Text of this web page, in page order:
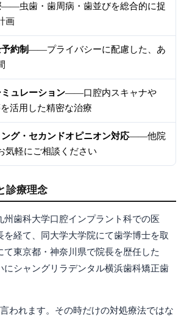
——虫歯・歯周病・歯並びを総合的に捉
画
約制——プライバシーに配慮した、あ
ュレーション——口腔内スキャナや
活用した精密な治療
グ・セカンドオピニオン対応——他院
気軽にご相談ください
診療理念
州歯科大学口腔インプラント科での医
を経て、同大学大学院にて歯学博士を取
て東京都・神奈川県で院長を歴任した
にシャングリラデンタル横浜歯科矯正歯
われます。その時だけの対処療法ではな